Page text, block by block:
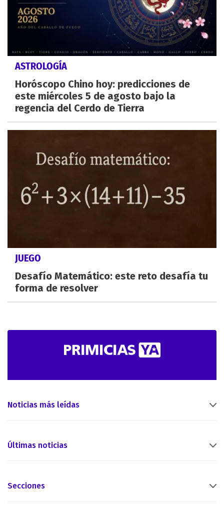
ASTROLOGÍA
Horóscopo Chino hoy: predicciones de
este miércoles 5 de agosto bajo la
regencia del Cerdo de Tierra
JUEGO
Desafío Matemático: este reto desafía tu
forma de resolver
Noticias más leídas
Últimas noticias
Secciones